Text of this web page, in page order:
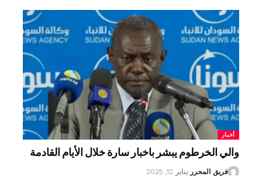
أخبار
والي الخرطوم يبشر باخبار سارة خلال الأيام القادمة
فريق المحرر يناير 12, 2025